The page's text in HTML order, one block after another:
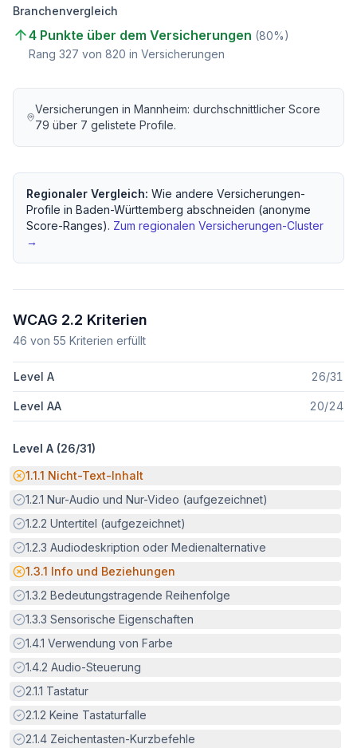
Branchenvergleich
4 Punkte über dem Versicherungen (80%)
Rang 327 von 820 in Versicherungen
Versicherungen inMannheim: durchschnittlicher Score
79 über 7 gelistete Profile.
Regionaler Vergleich: Wie andere Versicherungen-
Profile in Baden-Württemberg abschneiden (anonyme
Score-Ranges). Zum regionalen Versicherungen-Cluster
→
WCAG 2.2 Kriterien
46 von 55 Kriterien erfüllt
Level A 26/31
Level AA 20/24
Level A (26/31)
Potenzielle Barriere:
1.1.1 Nicht-Text-Inhalt
Erfüllt:
1.2.1 Nur-Audio und Nur-Video (aufgezeichnet)
Erfüllt:
1.2.2 Untertitel (aufgezeichnet)
Erfüllt:
1.2.3 Audiodeskription oder Medienalternative
Potenzielle Barriere:
1.3.1 Info und Beziehungen
Erfüllt:
1.3.2 Bedeutungstragende Reihenfolge
Erfüllt:
1.3.3 Sensorische Eigenschaften
Erfüllt:
1.4.1 Verwendung von Farbe
Erfüllt:
1.4.2 Audio-Steuerung
Erfüllt:
2.1.1 Tastatur
Erfüllt:
2.1.2 Keine Tastaturfalle
Erfüllt:
2.1.4 Zeichentasten-Kurzbefehle